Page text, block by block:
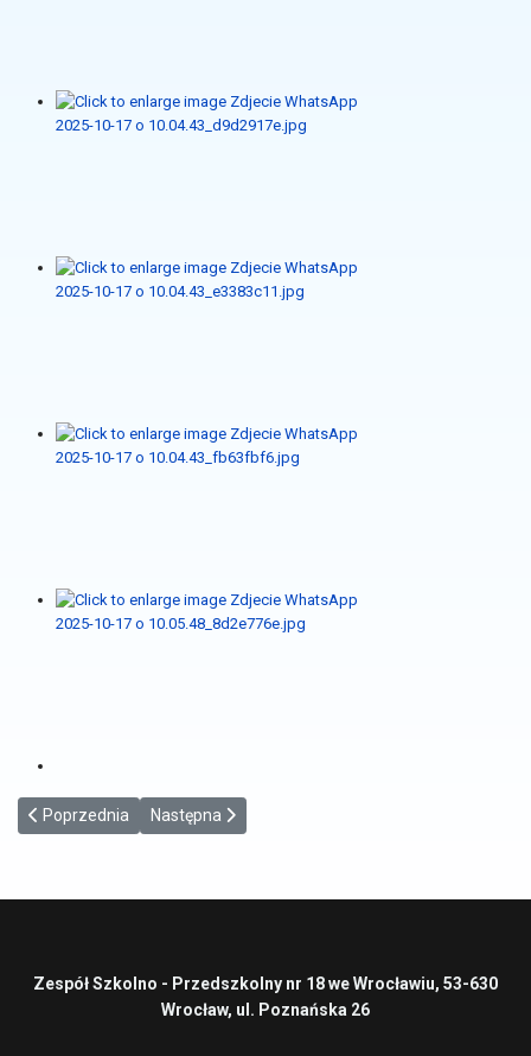
Poprzednia strona: Akademia Młodego Kucharza
Poprzednia Następna strona: Dzień Głośnego Czytania
Następna
Zespół Szkolno - Przedszkolny nr 18 we Wrocławiu, 53-630
Wrocław, ul. Poznańska 26